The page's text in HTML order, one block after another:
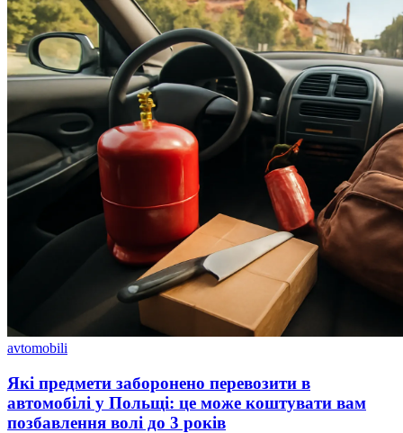
avtomobili
Які предмети заборонено перевозити в
автомобілі у Польщі: це може коштувати вам
позбавлення волі до 3 років